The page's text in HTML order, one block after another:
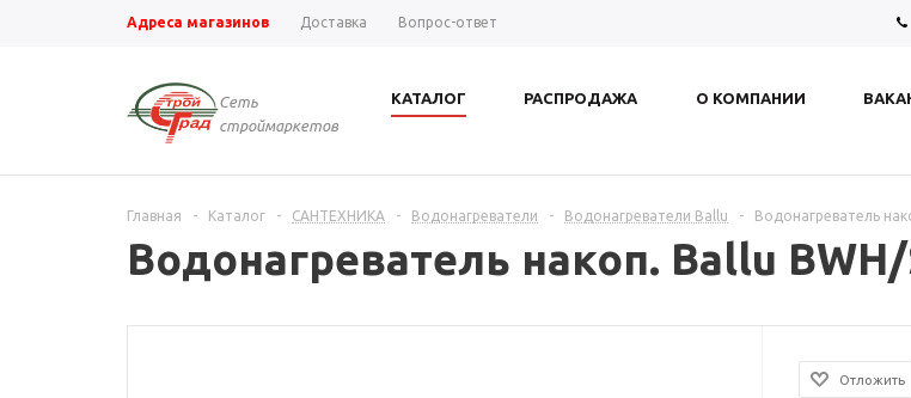
Адреса магазинов Доставка Вопрос-ответ
Сеть
строймаркетов
КАТАЛОГ РАСПРОДАЖА О КОМПАНИИ
Главная - Каталог - САНТЕХНИКА - Водонагреватели - Водонагреватели Ballu - Водонагреватель
Водонагреватель накоп. Ballu BWH/
Отложить